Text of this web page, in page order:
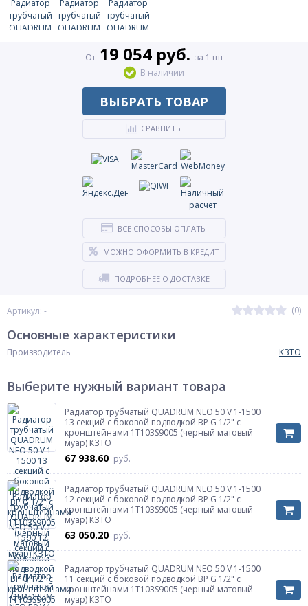
Артикул: - (0)
От19 054 руб. за 1 шт
В наличии
ВЫБРАТЬ ТОВАР
СРАВНИТЬ
ВСЕ СПОСОБЫ ОПЛАТЫ
МОЖНО ОФОРМИТЬ В КРЕДИТ
ПОДРОБНЕЕ О ДОСТАВКЕ
Основные характеристики
Производитель КЗТО
Выберите нужный вариант товара
Радиатор трубчатый QUADRUM NEO 50 V 1-1500
13 секций с боковой подводкой ВР G 1/2" с
кронштейнами 1T103S9005 (черный матовый
муар) КЗТО
67 938.60 руб.
Радиатор трубчатый QUADRUM NEO 50 V 1-1500
12 секций с боковой подводкой ВР G 1/2" с
кронштейнами 1T103S9005 (черный матовый
муар) КЗТО
63 050.20 руб.
Радиатор трубчатый QUADRUM NEO 50 V 1-1500
11 секций с боковой подводкой ВР G 1/2" с
кронштейнами 1T103S9005 (черный матовый
муар) КЗТО